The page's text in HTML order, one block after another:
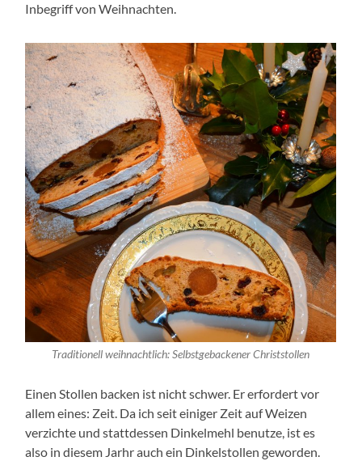
Inbegriff von Weihnachten.
Traditionell weihnachtlich: Selbstgebackener Christstollen
Einen Stollen backen ist nicht schwer. Er erfordert vor
allem eines: Zeit. Da ich seit einiger Zeit auf Weizen
verzichte und stattdessen Dinkelmehl benutze, ist es
also in diesem Jarhr auch ein Dinkelstollen geworden.